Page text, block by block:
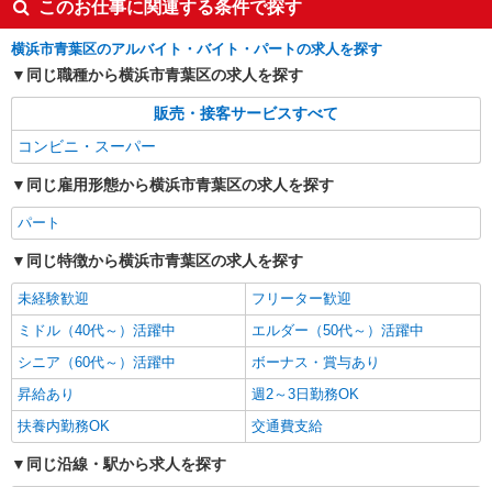
このお仕事に関連する条件で探す
横浜市青葉区のアルバイト・バイト・パートの求人を探す
同じ職種から横浜市青葉区の求人を探す
販売・接客サービスすべて
コンビニ・スーパー
同じ雇用形態から横浜市青葉区の求人を探す
パート
同じ特徴から横浜市青葉区の求人を探す
未経験歓迎
フリーター歓迎
ミドル（40代～）活躍中
エルダー（50代～）活躍中
シニア（60代～）活躍中
ボーナス・賞与あり
昇給あり
週2～3日勤務OK
扶養内勤務OK
交通費支給
同じ沿線・駅から求人を探す